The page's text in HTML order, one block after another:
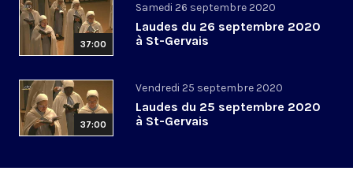
37:00
Samedi 26 septembre 2020
Laudes du 26 septembre 2020
à St-Gervais
37:00
Vendredi 25 septembre 2020
Laudes du 25 septembre 2020
à St-Gervais